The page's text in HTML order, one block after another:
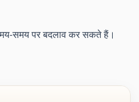
समय पर बदलाव कर सकते हैं।